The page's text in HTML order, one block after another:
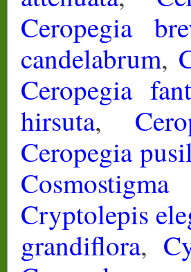
Ceropegia
candelabrum,
Ceropegia
hirsuta,
Ceropegia
Cryptolepis
grandiflora,